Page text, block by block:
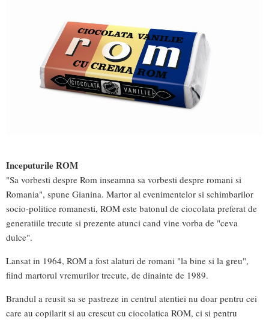
Inceputurile ROM
"Sa vorbesti despre Rom inseamna sa vorbesti despre romani si
Romania", spune Gianina. Martor al evenimentelor si schimbarilor
socio-politice romanesti, ROM este batonul de ciocolata preferat de
generatiile trecute si prezente atunci cand vine vorba de "ceva
dulce".
Lansat in 1964, ROM a fost alaturi de romani "la bine si la greu",
fiind martorul vremurilor trecute, de dinainte de 1989.
Brandul a reusit sa se pastreze in centrul atentiei nu doar pentru cei
care au copilarit si au crescut cu ciocolatica ROM, ci si pentru